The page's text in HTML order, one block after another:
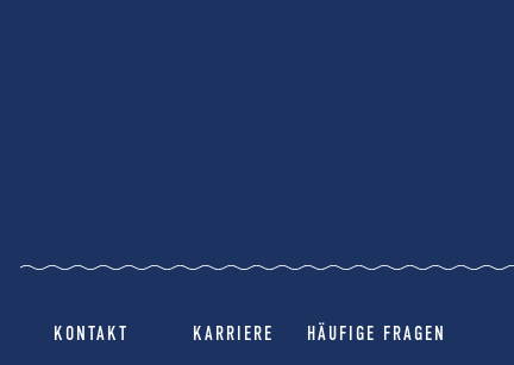
KONTAKT KARRIERE HÄUFIGE FRAGEN